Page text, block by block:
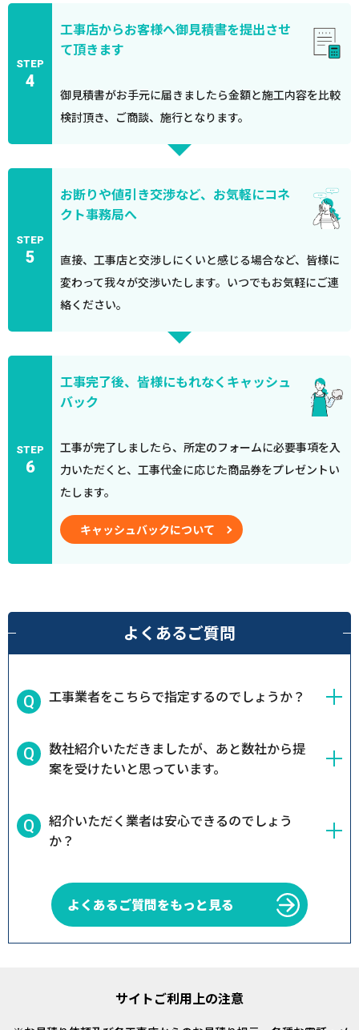
STEP
4
工事店からお客様へ御見積書を提出させ
て頂きます
御見積書がお手元に届きましたら金額と施工内容を比較
検討頂き、ご商談、施行となります。
STEP
5
お断りや値引き交渉など、お気軽にコネ
クト事務局へ
直接、工事店と交渉しにくいと感じる場合など、皆様に
変わって我々が交渉いたします。いつでもお気軽にご連
絡ください。
STEP
6
工事完了後、皆様にもれなくキャッシュ
バック
工事が完了しましたら、所定のフォームに必要事項を入
力いただくと、工事代金に応じた商品券をプレゼントい
たします。
キャッシュバックについて
よくあるご質問
工事業者をこちらで指定するのでしょうか？
数社紹介いただきましたが、あと数社から提
案を受けたいと思っています。
紹介いただく業者は安心できるのでしょう
か？
よくあるご質問をもっと見る
サイトご利用上の注意